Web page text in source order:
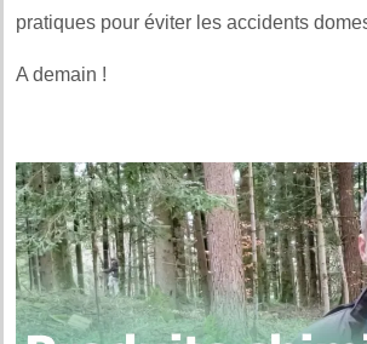
pratiques pour éviter les accidents
A demain !